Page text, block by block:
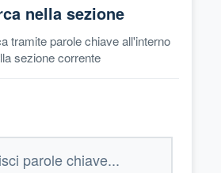
nella sezione
tramite parole chiave all'interno
sezione corrente